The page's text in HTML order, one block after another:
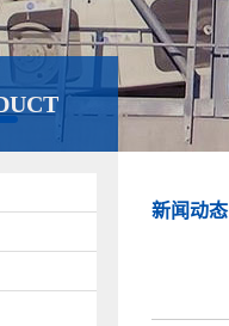
新闻动态